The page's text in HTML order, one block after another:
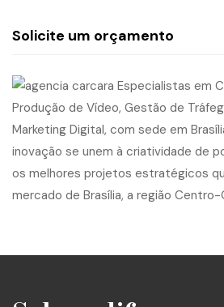
Solicite um orçamento